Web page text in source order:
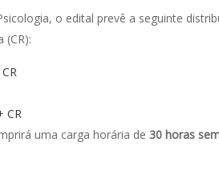
o edital prevê a seguinte
CR
uma carga horária de 30 horas